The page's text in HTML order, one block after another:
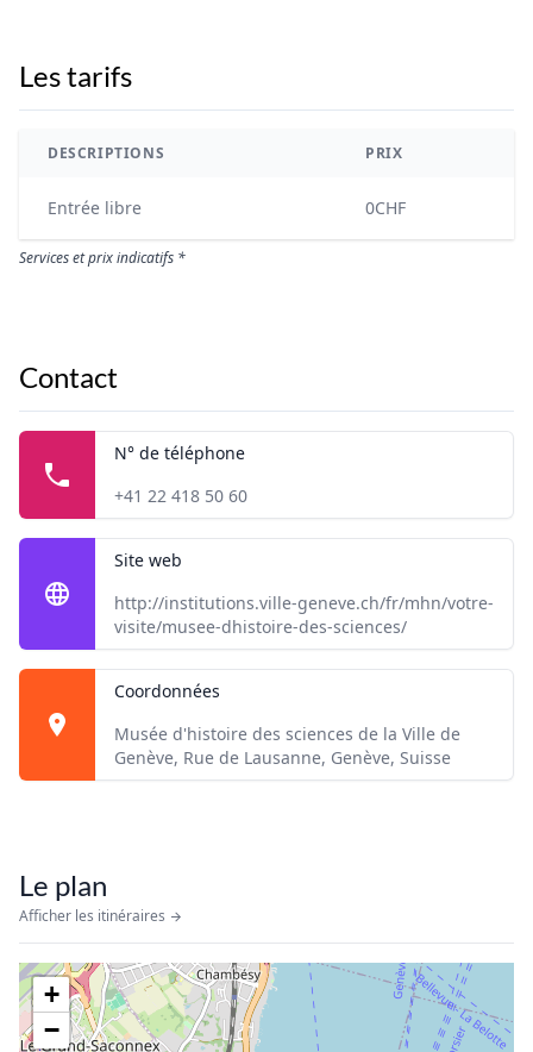
Les tarifs
DESCRIPTIONS PRIX
Entrée libre 0CHF
Services et prix indicatifs *
Contact
N° de téléphone
+41 22 418 50 60
Site web
http://institutions.ville-geneve.ch/fr/mhn/votre-
visite/musee-dhistoire-des-sciences/
Coordonnées
Musée d'histoire des sciences de la Ville de
Genève, Rue de Lausanne, Genève, Suisse
Le plan
Afficher les itinéraires
+
−